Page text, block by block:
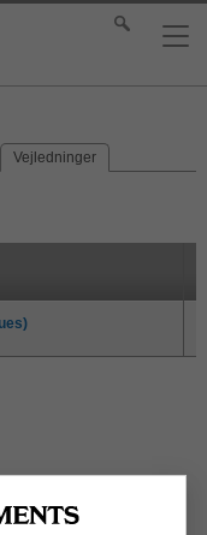
Vejledninger